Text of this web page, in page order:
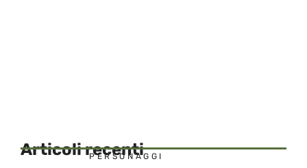
Articoli recenti
PERSONAGGI